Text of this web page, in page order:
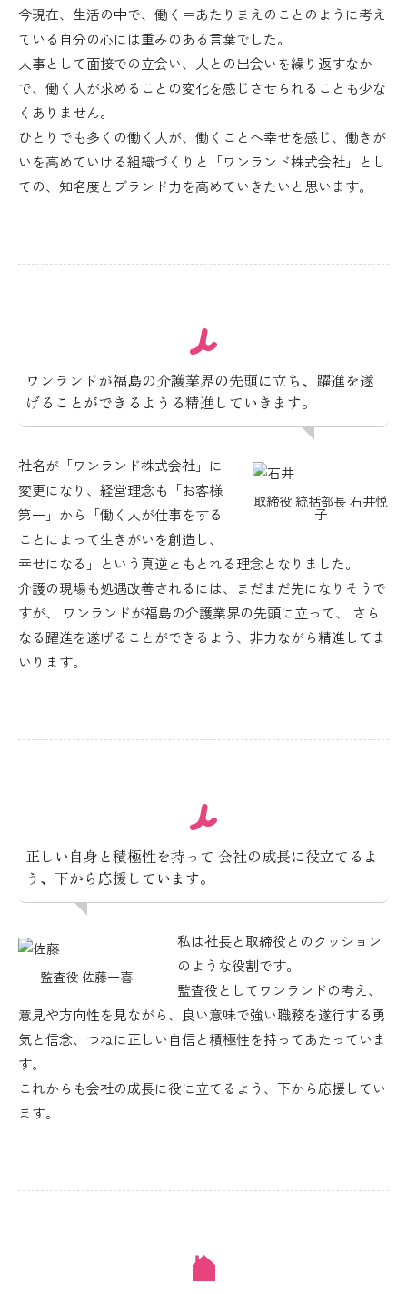
今現在、生活の中で、働く＝あたりまえのことのように考え
ている自分の心には重みのある言葉でした。
人事として面接での立会い、人との出会いを繰り返すなか
で、働く人が求めることの変化を感じさせられることも少な
くありません。
ひとりでも多くの働く人が、働くことへ幸せを感じ、働きが
いを高めていける組織づくりと「ワンランド株式会社」とし
ての、知名度とブランド力を高めていきたいと思います。
ワンランドが福島の介護業界の先頭に立ち、 躍進を遂
げることができるようる精進していきます。
取締役 統括部長 石井悦
子
社名が「ワンランド株式会社」に
変更になり、経営理念も「お客様
第一」から「働く人が仕事をする
ことによって生きがいを創造し、
幸せになる」という真逆ともとれる理念となりました。
介護の現場も処遇改善されるには、まだまだ先になりそうで
すが、 ワンランドが福島の介護業界の先頭に立って、 さら
なる躍進を遂げることができるよう、非力ながら精進してま
いります。
正しい自身と積極性を持って 会社の成長に役立てるよ
う、下から応援しています。
監査役 佐藤一喜
私は社長と取締役とのクッション
のような役割です。
監査役としてワンランドの考え、
意見や方向性を見ながら、良い意味で強い職務を遂行する勇
気と信念、つねに正しい自信と積極性を持ってあたっていま
す。
これからも会社の成長に役に立てるよう、下から応援してい
ます。